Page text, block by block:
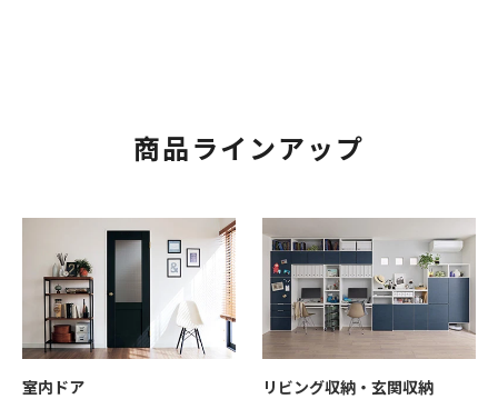
商品ラインアップ
室内ドア リビング収納・玄関収納